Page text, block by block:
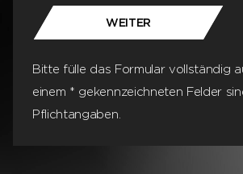
WEITER
Bitte fülle das Formular vollständig
einem * gekennzeichneten Felder
Pflichtangaben.